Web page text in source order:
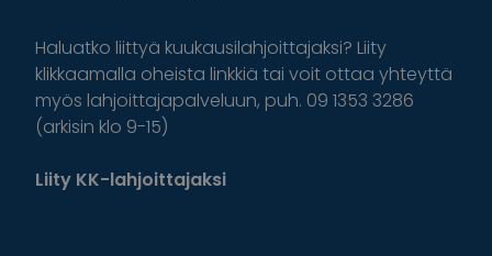
Haluatko liittyä kuukausilahjoittajaksi? Liity
klikkaamalla oheista linkkiä tai voit ottaa yhteyttä
myös lahjoittajapalveluun, puh. 09 1353 3286
(arkisin klo 9-15)
Liity KK-lahjoittajaksi